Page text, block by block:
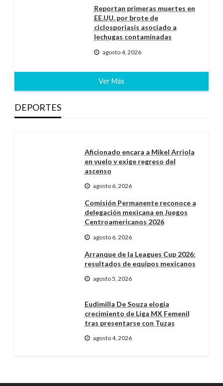
Reportan primeras muertes en
EE.UU. por brote de
ciclosporiasis asociado a
lechugas contaminadas
agosto 4, 2026
Ver Más
DEPORTES
Aficionado encara a Mikel Arriola
en vuelo y exige regreso del
ascenso
agosto 6, 2026
Comisión Permanente reconoce a
delegación mexicana en Juegos
Centroamericanos 2026
agosto 6, 2026
Arranque de la Leagues Cup 2026:
resultados de equipos mexicanos
agosto 5, 2026
Eudimilla De Souza elogia
crecimiento de Liga MX Femenil
tras presentarse con Tuzas
agosto 4, 2026